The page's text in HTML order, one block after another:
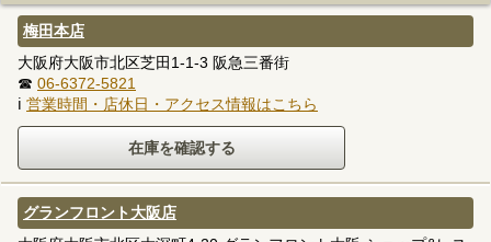
梅田本店
大阪府大阪市北区芝田1-1-3 阪急三番街
☎ 06-6372-5821
ℹ 営業時間・店休日・アクセス情報はこちら
グランフロント大阪店